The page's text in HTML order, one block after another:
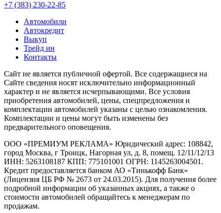
+7 (383) 230-22-85
Автомобили
Автокредит
Выкуп
Трейд ин
Контакты
Cайт не является публичной офертой. Все содержащиеся на
Сайте сведения носят исключительно информационный
характер и не является исчерпывающими. Все условия
приобретения автомобилей, цены, спецпредложения и
комплектации автомобилей указаны с целью ознакомления.
Комплектации и цены могут быть изменены без
предварительного оповещения.
ООО «ПРЕМИУМ РЕКЛАМА» Юридический адрес: 108842,
город Москва, г Троицк, Нагорная ул, д. 8, помещ. 12/11/12/13
ИНН: 5263108187 КПП: 775101001 ОГРН: 1145263004501.
Кредит предоставляется банком АО «Тинькофф Банк»
(Лицензия ЦБ РФ № 2673 от 24.03.2015). Для получения более
подробной информации об указанных акциях, а также о
стоимости автомобилей обращайтесь к менеджерам по
продажам.